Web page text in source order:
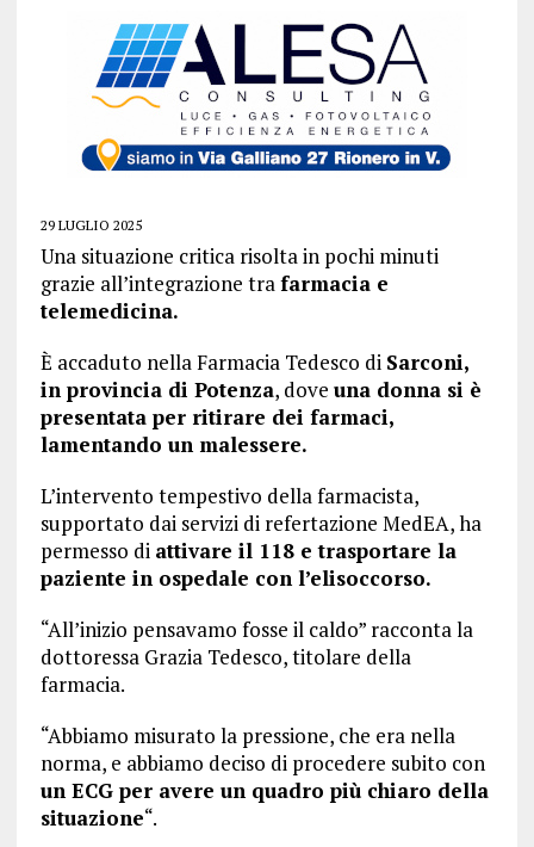
29 LUGLIO 2025
Una situazione critica risolta in pochi minuti
grazie all’integrazione trafarmacia e
telemedicina.
È accaduto nella Farmacia Tedesco di Sarconi,
in provincia di Potenza, dove una donna si è
presentata per ritirare dei farmaci,
lamentando un malessere.
L’intervento tempestivo della farmacista,
supportato dai servizi di refertazione MedEA, ha
permesso di attivare il 118 e trasportare la
paziente in ospedale con l’elisoccorso.
“All’inizio pensavamo fosse il caldo” racconta la
dottoressa Grazia Tedesco, titolare della
farmacia.
“Abbiamo misurato la pressione, che era nella
norma, e abbiamo deciso di procedere subito con
un ECG per avere un quadro più chiaro della
situazione“.